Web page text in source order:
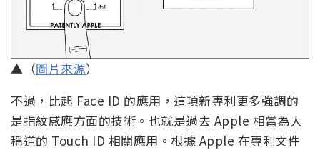
▲（圖片來源）
不過，比起 Face ID 的應用，這項新專利更多強調的
是指紋感應方面的技術。也就是過去 Apple 相當為人
稱道的 Touch ID 相關應用。根據 Apple 在專利文件